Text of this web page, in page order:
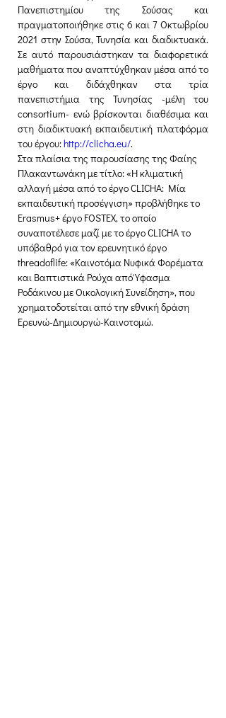
Πανεπιστημίου της Σούσας και
πραγματοποιήθηκε στις 6 και 7 Οκτωβρίου
2021 στην Σούσα, Τυνησία και διαδικτυακά.
Σε αυτό παρουσιάστηκαν τα διαφορετικά
μαθήματα που αναπτύχθηκαν μέσα από το
έργο και διδάχθηκαν στα τρία
πανεπιστήμια της Τυνησίας -μέλη του
consortium- ενώ βρίσκονται διαθέσιμα και
στη διαδικτυακή εκπαιδευτική πλατφόρμα
του έργου: http://clicha.eu/.
Στα πλαίσια της παρουσίασης της Φαίης
Πλακαντωνάκη με τίτλο: «Η κλιματική
αλλαγή μέσα από το έργο CLICHA: Mία
εκπαιδευτική προσέγγιση» προβλήθηκε το
Erasmus+ έργο FOSTEX, το οποίο
συναποτέλεσε μαζί με το έργο CLICHA το
υπόβαθρό για τον ερευνητικό έργο
threadoflife: «Καινοτόμα Νυφικά Φορέματα
και Βαπτιστικά Ρούχα από Ύφασμα
Ροδάκινου με Οικολογική Συνείδηση», που
χρηματοδοτείται από την εθνική δράση
Ερευνώ-Δημιουργώ-Καινοτομώ.